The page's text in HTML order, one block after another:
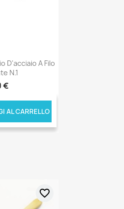
D'acciaio A Filo
N.1
€
AL CARRELLO
favorite_border